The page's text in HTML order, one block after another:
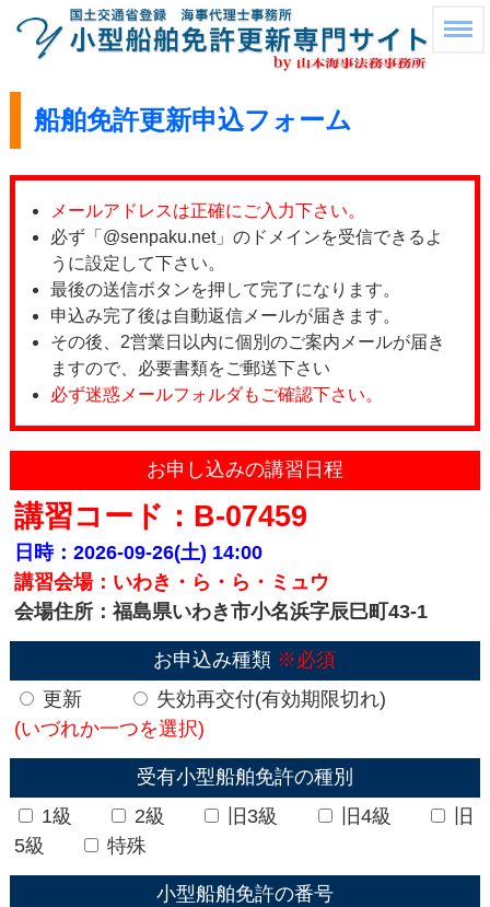
船舶免許更新申込フォーム
メールアドレスは正確にご入力下さい。
必ず「@senpaku.net」のドメインを受信できるよ
うに設定して下さい。
最後の送信ボタンを押して完了になります。
申込み完了後は自動返信メールが届きます。
その後、2営業日以内に個別のご案内メールが届き
ますので、必要書類をご郵送下さい
必ず迷惑メールフォルダもご確認下さい。
お申し込みの講習日程
講習コード：B-07459
日時：2026-09-26(土) 14:00
講習会場：いわき・ら・ら・ミュウ
会場住所：福島県いわき市小名浜字辰巳町43-1
お申込み種類 ※必須
更新
失効再交付(有効期限切れ)
(いづれか一つを選択)
受有小型船舶免許の種別
1級
2級 旧3級 旧4級
旧
5級
特殊
小型船舶免許の番号